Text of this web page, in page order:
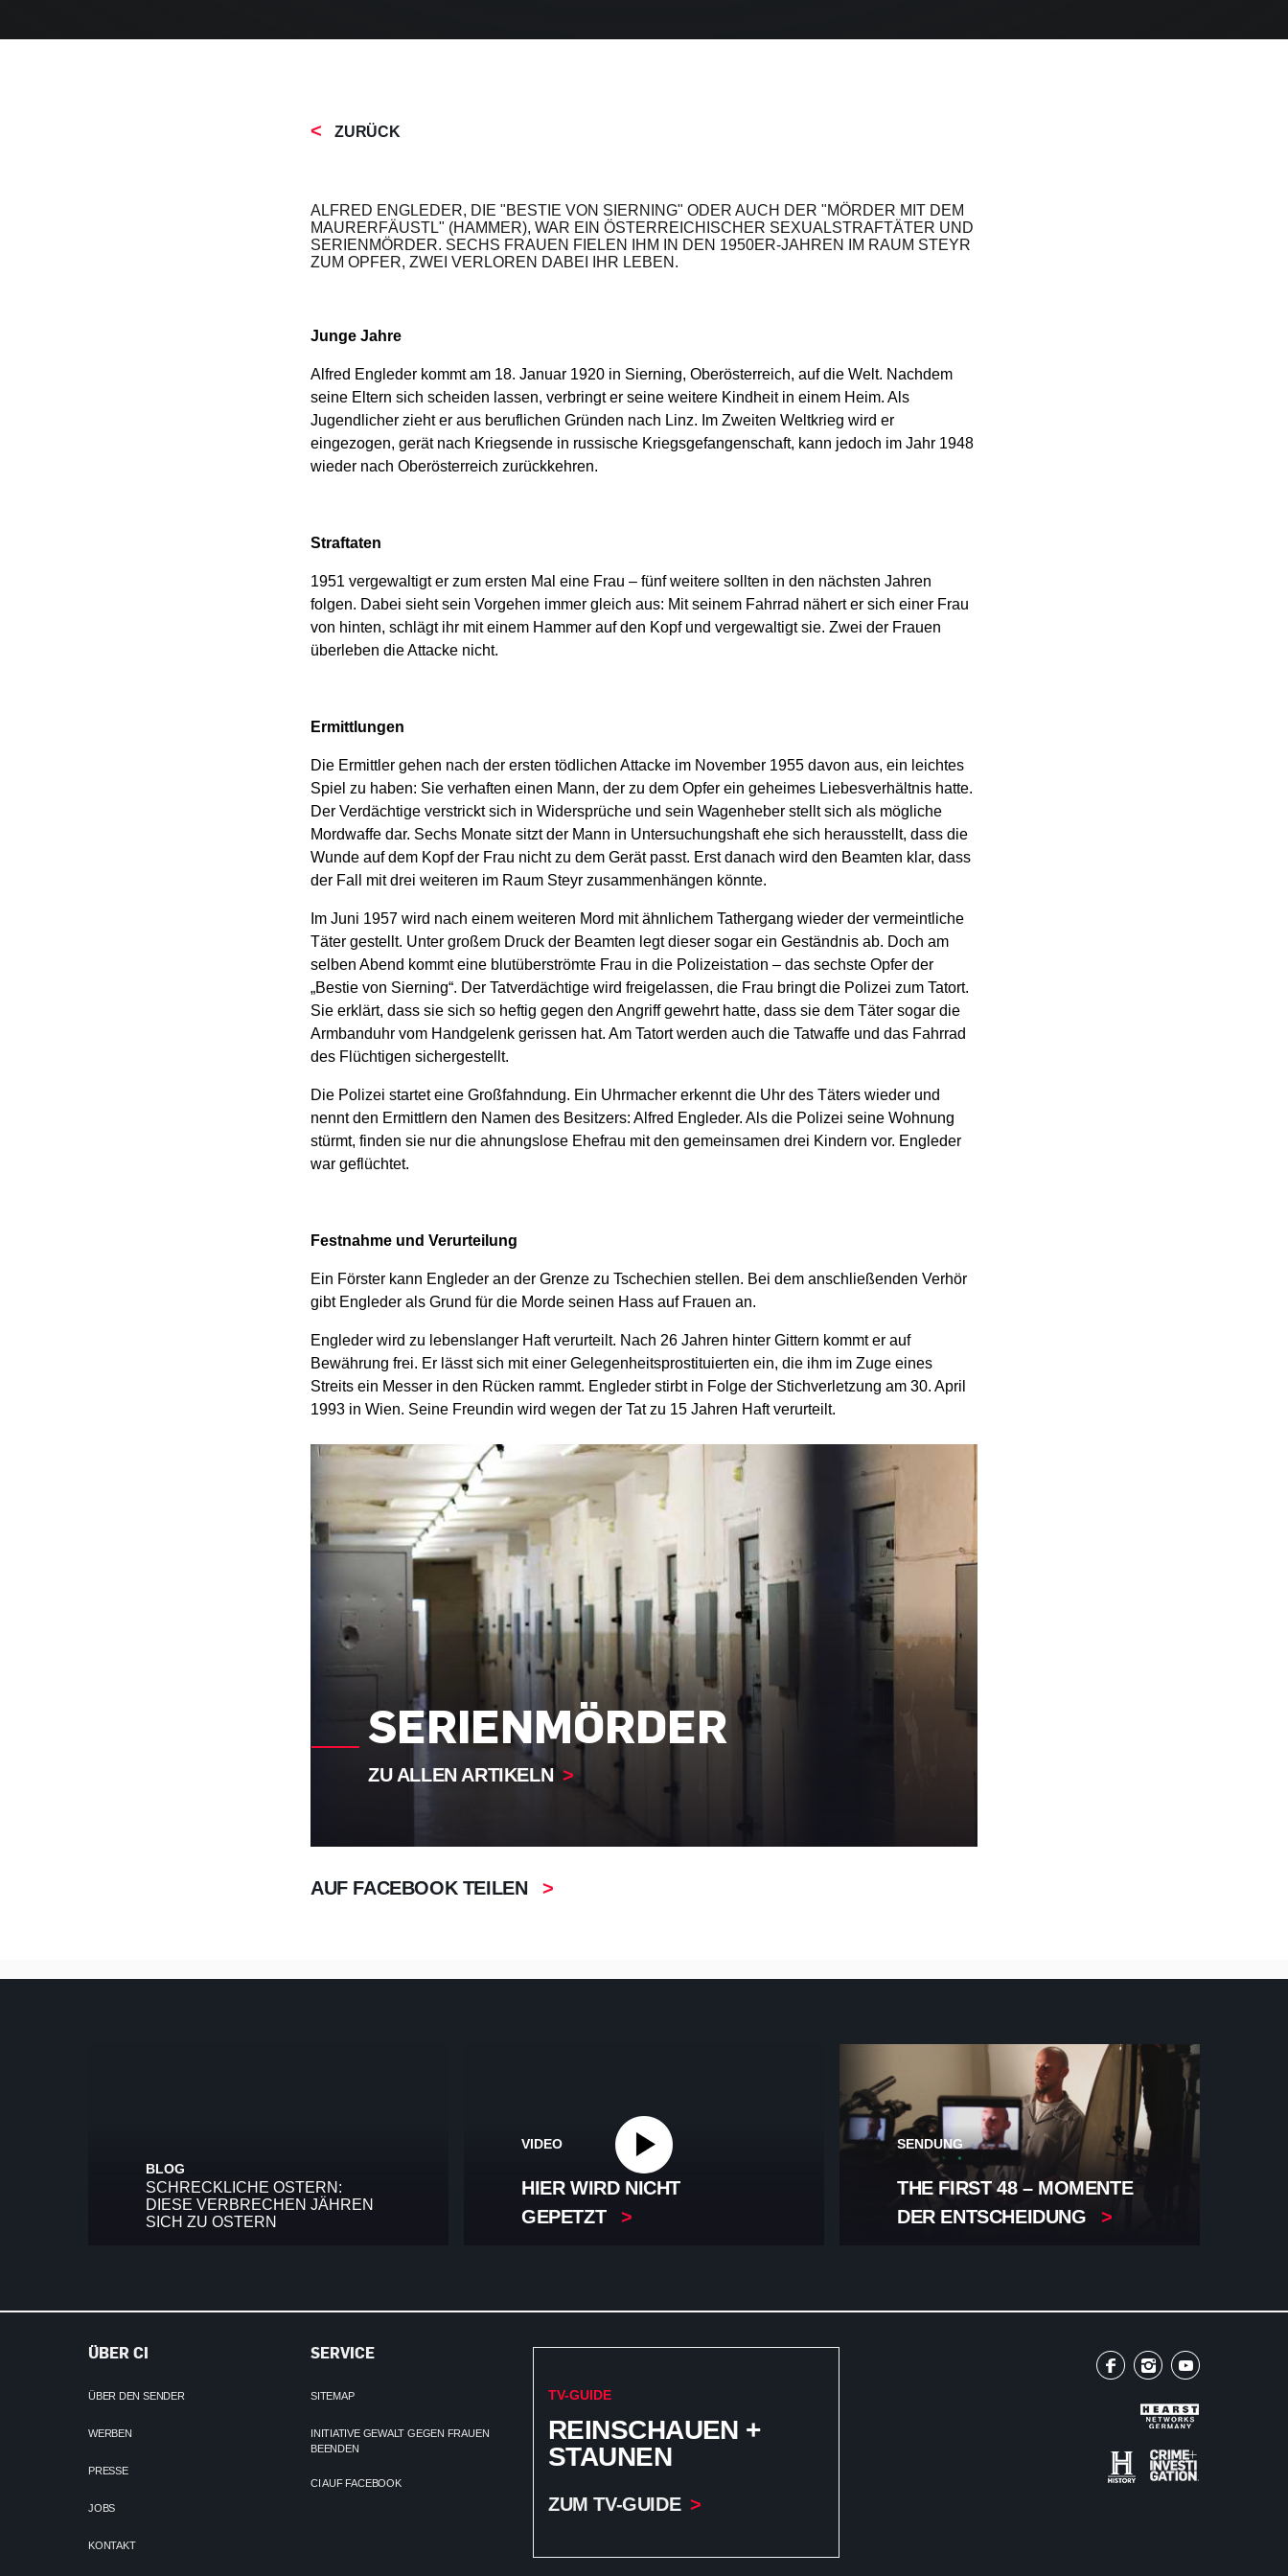
ZURÜCK
ALFRED ENGLEDER, DIE "BESTIE VON SIERNING" ODER AUCH DER "MÖRDER MIT DEM
MAURERFÄUSTL" (HAMMER), WAR EIN ÖSTERREICHISCHER SEXUALSTRAFTÄTER UND
SERIENMÖRDER. SECHS FRAUEN FIELEN IHM IN DEN 1950ER-JAHREN IM RAUM STEYR
ZUM OPFER, ZWEI VERLOREN DABEI IHR LEBEN.
Junge Jahre
Alfred Engleder kommt am 18. Januar 1920 in Sierning, Oberösterreich, auf die Welt. Nachdem
seine Eltern sich scheiden lassen, verbringt er seine weitere Kindheit in einem Heim. Als
Jugendlicher zieht er aus beruflichen Gründen nach Linz. Im Zweiten Weltkrieg wird er
eingezogen, gerät nach Kriegsende in russische Kriegsgefangenschaft, kann jedoch im Jahr 1948
wieder nach Oberösterreich zurückkehren.
Straftaten
1951 vergewaltigt er zum ersten Mal eine Frau – fünf weitere sollten in den nächsten Jahren
folgen. Dabei sieht sein Vorgehen immer gleich aus: Mit seinem Fahrrad nähert er sich einer Frau
von hinten, schlägt ihr mit einem Hammer auf den Kopf und vergewaltigt sie. Zwei der Frauen
überleben die Attacke nicht.
Ermittlungen
Die Ermittler gehen nach der ersten tödlichen Attacke im November 1955 davon aus, ein leichtes
Spiel zu haben: Sie verhaften einen Mann, der zu dem Opfer ein geheimes Liebesverhältnis hatte.
Der Verdächtige verstrickt sich in Widersprüche und sein Wagenheber stellt sich als mögliche
Mordwaffe dar. Sechs Monate sitzt der Mann in Untersuchungshaft ehe sich herausstellt, dass die
Wunde auf dem Kopf der Frau nicht zu dem Gerät passt. Erst danach wird den Beamten klar, dass
der Fall mit drei weiteren im Raum Steyr zusammenhängen könnte.
Im Juni 1957 wird nach einem weiteren Mord mit ähnlichem Tathergang wieder der vermeintliche
Täter gestellt. Unter großem Druck der Beamten legt dieser sogar ein Geständnis ab. Doch am
selben Abend kommt eine blutüberströmte Frau in die Polizeistation – das sechste Opfer der
„Bestie von Sierning“. Der Tatverdächtige wird freigelassen, die Frau bringt die Polizei zum Tatort.
Sie erklärt, dass sie sich so heftig gegen den Angriff gewehrt hatte, dass sie dem Täter sogar die
Armbanduhr vom Handgelenk gerissen hat. Am Tatort werden auch die Tatwaffe und das Fahrrad
des Flüchtigen sichergestellt.
Die Polizei startet eine Großfahndung. Ein Uhrmacher erkennt die Uhr des Täters wieder und
nennt den Ermittlern den Namen des Besitzers: Alfred Engleder. Als die Polizei seine Wohnung
stürmt, finden sie nur die ahnungslose Ehefrau mit den gemeinsamen drei Kindern vor. Engleder
war geflüchtet.
Festnahme und Verurteilung
Ein Förster kann Engleder an der Grenze zu Tschechien stellen. Bei dem anschließenden Verhör
gibt Engleder als Grund für die Morde seinen Hass auf Frauen an.
Engleder wird zu lebenslanger Haft verurteilt. Nach 26 Jahren hinter Gittern kommt er auf
Bewährung frei. Er lässt sich mit einer Gelegenheitsprostituierten ein, die ihm im Zuge eines
Streits ein Messer in den Rücken rammt. Engleder stirbt in Folge der Stichverletzung am 30. April
1993 in Wien. Seine Freundin wird wegen der Tat zu 15 Jahren Haft verurteilt.
SERIENMÖRDER
ZU ALLEN ARTIKELN
AUF FACEBOOK TEILEN
BLOG
SCHRECKLICHE OSTERN:
DIESE VERBRECHEN JÄHREN
SICH ZU OSTERN
VIDEO
HIER WIRD NICHT
GEPETZT
SENDUNG
THE FIRST 48 – MOMENTE
DER ENTSCHEIDUNG
TV-GUIDE
REINSCHAUEN +
STAUNEN
ZUM TV-GUIDE
ÜBER CI
ÜBER DEN SENDER
WERBEN
PRESSE
JOBS
KONTAKT
SERVICE
SITEMAP
INITIATIVE GEWALT GEGEN FRAUEN
BEENDEN
CI AUF FACEBOOK